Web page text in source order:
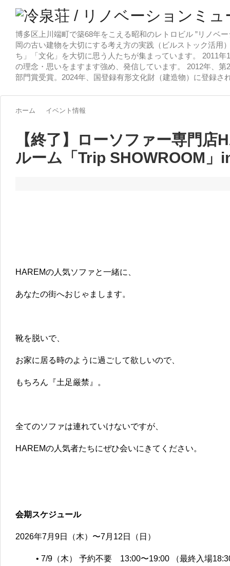
博多区上川端町で築68年をこえる昭和のレトロビル ”リノベ
岡の古い建物を大切にする考え方の実践（ビルストック活用
ち」「文化」を大切に思う人たちが集まっています。 2011
の理念・思いをますます強め、発信しています。 2012年、
部門賞受賞。2024年、国登録有形文化財（建造物）に登録さ
ホーム イベント情報
【終了】ローソファー専門店
ルーム「Trip SHOWROOM」
HAREMの人気ソファと一緒に、
あなたの街へおじゃまします。
靴を脱いで、
お家に居る時のように過ごして欲しいので、
もちろん『土足厳禁』。
全てのソファは連れていけないですが、
HAREMの人気者たちにぜひ会いにきてください。
会期スケジュール
2026年7月9日（木）〜7月12日（日）
• 7/9（木） 予約不要 13:00〜19:00 （最終入場